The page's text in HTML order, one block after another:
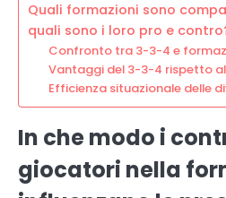
Quali formazioni sono
quali sono i loro pro e
Confronto tra 3-3-4 e
Vantaggi del 3-3-4 rispetto
Efficienza situazionale delle
In che modo i
giocatori nella